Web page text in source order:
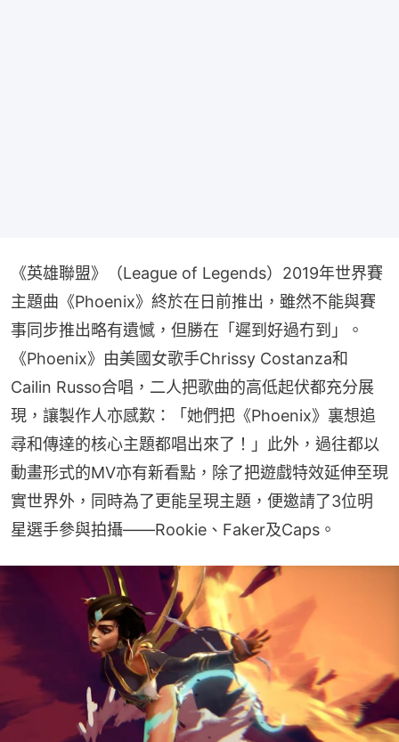
《英雄聯盟》（League of Legends）2019年世界賽
主題曲《Phoenix》終於在日前推出，雖然不能與賽
事同步推出略有遺憾，但勝在「遲到好過冇到」。
《Phoenix》由美國女歌手Chrissy Costanza和
Cailin Russo合唱，二人把歌曲的高低起伏都充分展
現，讓製作人亦感歎：「她們把《Phoenix》裏想追
尋和傳達的核心主題都唱出來了！」此外，過往都以
動畫形式的MV亦有新看點，除了把遊戲特效延伸至現
實世界外，同時為了更能呈現主題，便邀請了3位明
星選手參與拍攝——Rookie、Faker及Caps。